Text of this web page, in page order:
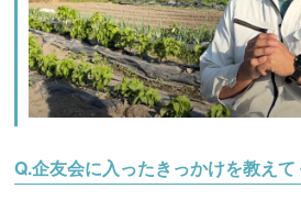
Q.企友会に入ったきっかけを教えて